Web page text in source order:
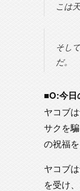
こは
そし
だ。
■O:今日
ヤコブ
サクを
の祝福
ヤコブ
を受け